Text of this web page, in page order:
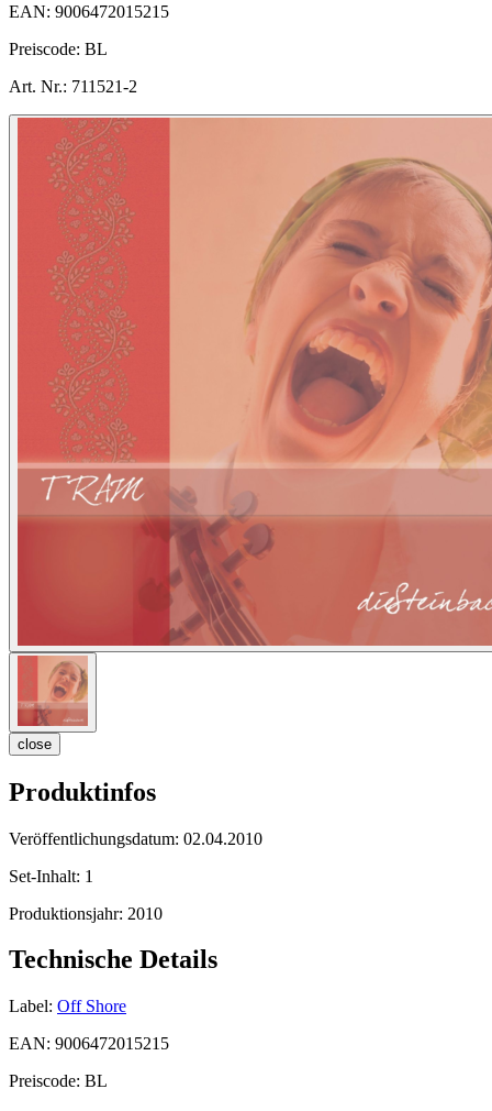
EAN: 9006472015215
Preiscode: BL
Art. Nr.: 711521-2
close
Produktinfos
Veröffentlichungsdatum: 02.04.2010
Set-Inhalt: 1
Produktionsjahr: 2010
Technische Details
Label: Off Shore
EAN: 9006472015215
Preiscode: BL